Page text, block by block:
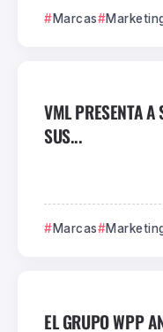
Marcas
VML PRESENTA A
SUS...
Marcas
EL GRUPO WPP